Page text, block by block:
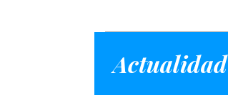
Actualidad